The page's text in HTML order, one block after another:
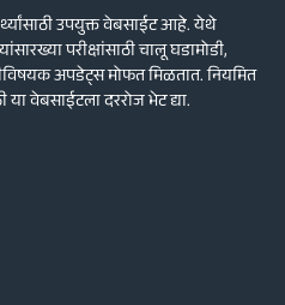
उपयुक्त वेबसाईट आहे. येथे
परीक्षांसाठी चालू घडामोडी,
अपडेट्स मोफत मिळतात. नियमित
वेबसाईटला दररोज भेट द्या.